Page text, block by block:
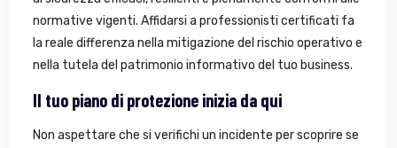
normative vigenti. Affidarsi a professionisti certificati fa
la reale differenza nella mitigazione del rischio operativo e
nella tutela del patrimonio informativo del tuo business.
Il tuo piano di protezione inizia da qui
Non aspettare che si verifichi un incidente per scoprire se